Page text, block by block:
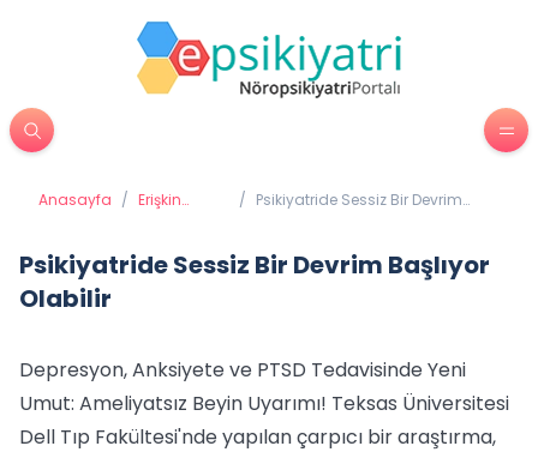
Anasayfa / Erişkin
/ Psikiyatride Sessiz Bir Devrim
Psikiyatride Sessiz Bir Devrim Başlıyor
Olabilir
Depresyon, Anksiyete ve PTSD Tedavisinde Yeni
Umut: Ameliyatsız Beyin Uyarımı! Teksas Üniversitesi
Dell Tıp Fakültesi'nde yapılan çarpıcı bir araştırma,